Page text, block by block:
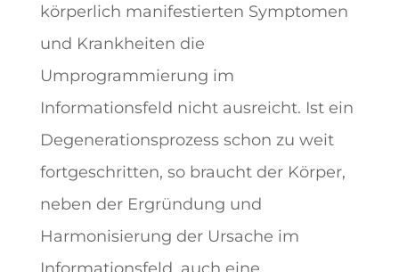
körperlich manifestierten Symptomen
und Krankheiten die
Umprogrammierung im
Informationsfeld nicht ausreicht. Ist ein
Degenerationsprozess schon zu weit
fortgeschritten, so braucht der Körper,
neben der Ergründung und
Harmonisierung der Ursache im
Informationsfeld, auch eine